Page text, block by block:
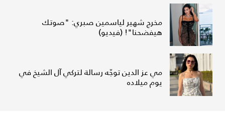
مخرج شهير لياسمين صبري: "صوتك
هيفضحنا"! (فيديو)
مي عز الدين توجّه رسالة لتركي آل الشيخ في
يوم ميلاده